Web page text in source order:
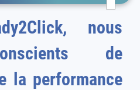
nous
la performance